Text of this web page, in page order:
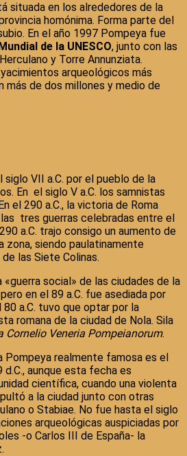
situada en los alrededores de la
homónima. Forma parte del
En el año 1997 Pompeya fue
de la UNESCO, junto con las
y Torre Annunziata.
arqueológicos más
más de dos millones y medio de
VII a.C. por el pueblo de la
En el siglo V a.C. los samnistas
el 290 a.C., la victoria de Roma
tres guerras celebradas entre el
a.C. trajo consigo un aumento de
zona, siendo paulatinamente
las Siete Colinas.
social» de las ciudades de la
en el 89 a.C. fue asediada por
80 a.C. tuvo que optar por la
romana de la ciudad de Nola. Sila
Cornelio Veneria Pompeianorum.
Pompeya realmente famosa es el
aunque esta fecha es
científica, cuando una violenta
a la ciudad junto con otras
o Stabiae. No fue hasta el siglo
arqueológicas auspiciadas por
-o Carlos III de España- la